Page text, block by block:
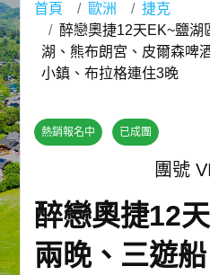
超夯日本
悠遊美加
遊輪河輪
世界臻旅
中東非洲
歐洲之旅
首頁 歐洲
捷克
醉戀奧捷12天EK~鹽湖
湖、熊布朗宮、皮爾森啤
小鎮、布拉格連住3晚
熱銷報名中 已成團
團號
醉戀奧捷12
兩晚、三遊